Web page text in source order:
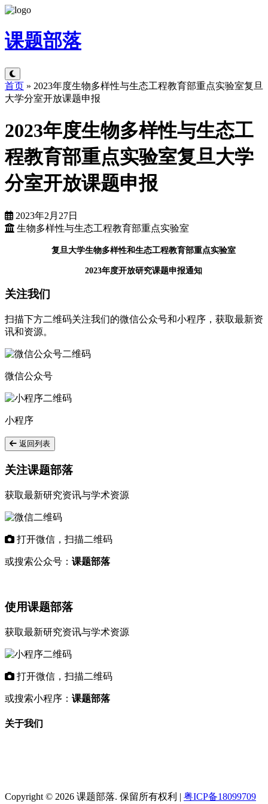
课题部落
首页 » 2023年度生物多样性与生态工程教育部重点实验室复旦
大学分室开放课题申报
2023年度生物多样性与生态工
程教育部重点实验室复旦大学
分室开放课题申报
2023年2月27日
生物多样性与生态工程教育部重点实验室
复旦大学生物多样性和生态工程教育部重点实验室
2023年度开放研究课题申报通知
关注我们
扫描下方二维码关注我们的微信公众号和小程序，获取最新资
讯和资源。
微信公众号
小程序
返回列表
关注课题部落
获取最新研究资讯与学术资源
打开微信，扫描二维码
或搜索公众号： 课题部落
使用课题部落
获取最新研究资讯与学术资源
打开微信，扫描二维码
或搜索小程序： 课题部落
关于我们
Copyright © 2026 课题部落. 保留所有权利 | 粤ICP备18099709